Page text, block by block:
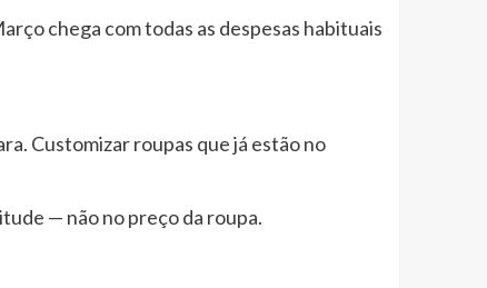
chega com todas as despesas habituais
Customizar roupas que já estão no
— não no preço da roupa.